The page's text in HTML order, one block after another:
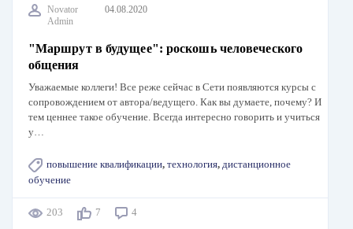
Novator
Admin
04.08.2020
"Маршрут в будущее": роскошь человеческого
общения
Уважаемые коллеги! Все реже сейчас в Сети появляются курсы с
сопровождением от автора/ведущего. Как вы думаете, почему? И
тем ценнее такое обучение. Всегда интересно говорить и учиться
у…
повышение квалификации, технология, дистанционное
обучение
203 7 4